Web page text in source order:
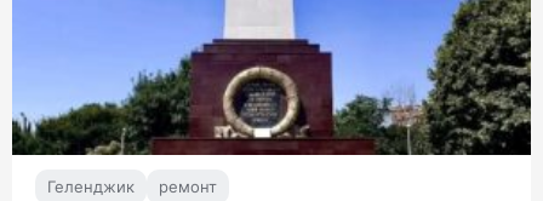
Геленджик ремонт